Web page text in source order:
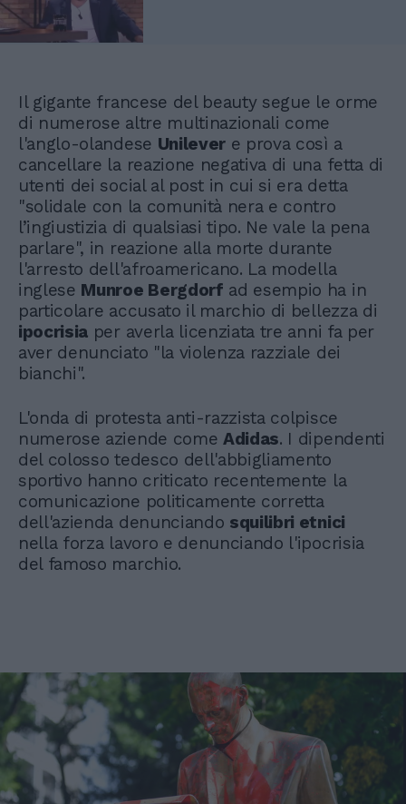
Il gigante francese del beauty segue le orme
di numerose altre multinazionali come
l'anglo-olandese Unilever e prova così a
cancellare la reazione negativa di una fetta di
utenti dei social al post in cui si era detta
"solidale con la comunità nera e contro
l’ingiustizia di qualsiasi tipo. Ne vale la pena
parlare", in reazione alla morte durante
l'arresto dell'afroamericano. La modella
inglese Munroe Bergdorf ad esempio ha in
particolare accusato il marchio di bellezza di
ipocrisia per averla licenziata tre anni fa per
aver denunciato "la violenza razziale dei
bianchi".
L'onda di protesta anti-razzista colpisce
numerose aziende come Adidas. I dipendenti
del colosso tedesco dell'abbigliamento
sportivo hanno criticato recentemente la
comunicazione politicamente corretta
dell'azienda denunciando squilibri etnici
nella forza lavoro e denunciando l'ipocrisia
del famoso marchio.